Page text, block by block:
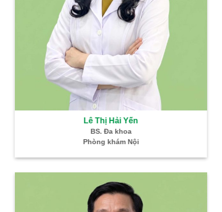
Lê Thị Hải Yến
BS. Đa khoa
Phòng khám Nội